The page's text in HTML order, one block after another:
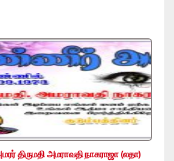
திருமதி அமராவதி நாகராஜா (லதா)